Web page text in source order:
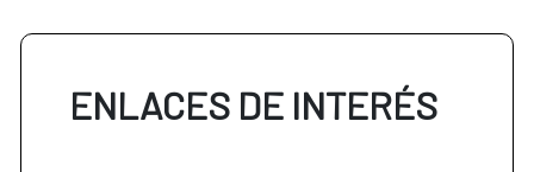
ENLACES DE INTERÉS